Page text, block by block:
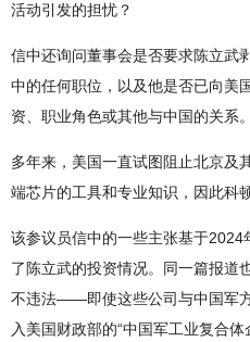
活动引发的担忧？
信中还询问董事会是否要求陈立武
中的任何职位，以及他是否已向美
资、职业角色或其他与中国的关系。
多年来，美国一直试图阻止北京及
端芯片的工具和专业知识，因此科
该参议员信中的一些主张基于
了陈立武的投资情况。同一篇报道
不违法——即使这些公司与中国军
入美国财政部的“中国军工业复合